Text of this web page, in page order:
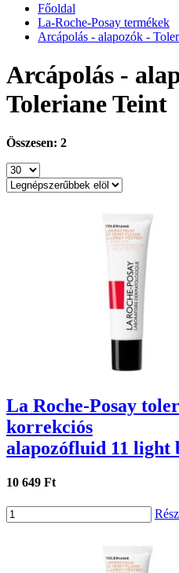
Főoldal
La-Roche-Posay termékek
Arcápolás - alapozók -
Arcápolás -
Toleriane Teint
Összesen: 2
La Roche-Posay
korrekciós
alapozófluid 11 light
10 649 Ft